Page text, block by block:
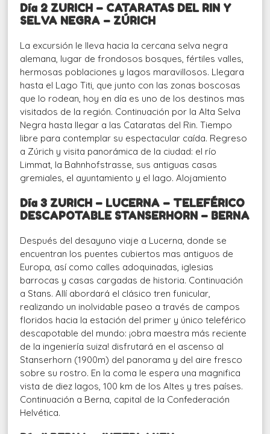
Día 2 ZURICH – CATARATAS DEL RIN Y
SELVA NEGRA – ZÚRICH
La excursión le lleva hacia la cercana selva negra
alemana, lugar de frondosos bosques, fértiles valles,
hermosas poblaciones y lagos maravillosos. Llegara
hasta el Lago Titi, que junto con las zonas boscosas
que lo rodean, hoy en día es uno de los destinos mas
visitados de la región. Continuación por la Alta Selva
Negra hasta llegar a las Cataratas del Rin. Tiempo
libre para contemplar su espectacular caída. Regreso
a Zúrich y visita panorámica de la ciudad: el río
Limmat, la Bahnhofstrasse, sus antiguas casas
gremiales, el ayuntamiento y el lago. Alojamiento
Día 3 ZURICH – LUCERNA – TELEFÉRICO
DESCAPOTABLE STANSERHORN – BERNA
Después del desayuno viaje a Lucerna, donde se
encuentran los puentes cubiertos mas antiguos de
Europa, así como calles adoquinadas, iglesias
barrocas y casas cargadas de historia. Continuación
a Stans. Allí abordará el clásico tren funicular,
realizando un inolvidable paseo a través de campos
floridos hacia la estación del primer y único teleférico
descapotable del mundo: ¡obra maestra más reciente
de la ingeniería suiza! disfrutará en el ascenso al
Stanserhorn (1900m) del panorama y del aire fresco
sobre su rostro. En la coma le espera una magnifica
vista de diez lagos, 100 km de los Altes y tres países.
Continuación a Berna, capital de la Confederación
Helvética.